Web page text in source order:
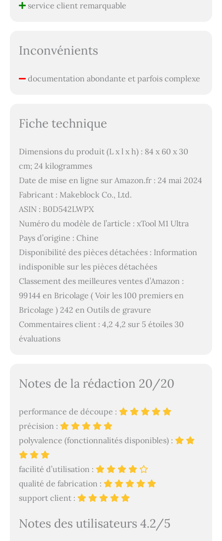
service client remarquable
Inconvénients
documentation abondante et parfois complexe
Fiche technique
Dimensions du produit (L x l x h) : 84 x 60 x 30
cm; 24 kilogrammes
Date de mise en ligne sur Amazon.fr : 24 mai 2024
Fabricant : Makeblock Co., Ltd.
ASIN : B0D542LWPX
Numéro du modèle de l’article : xTool M1 Ultra
Pays d’origine : Chine
Disponibilité des pièces détachées : Information
indisponible sur les pièces détachées
Classement des meilleures ventes d’Amazon :
99 144 en Bricolage ( Voir les 100 premiers en
Bricolage ) 242 en Outils de gravure
Commentaires client : 4,2 4,2 sur 5 étoiles 30
évaluations
Notes de la rédaction 20/20
performance de découpe :
précision :
polyvalence (fonctionnalités disponibles) :
facilité d’utilisation :
qualité de fabrication :
support client :
Notes des utilisateurs 4.2/5